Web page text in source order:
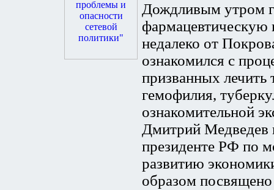
Дождливым утром
недалеко от
ознакомился с
призванных лечить
гемофилия,
ознакомительной
Дмитрий Медведев
президенте РФ по
развитию
образом